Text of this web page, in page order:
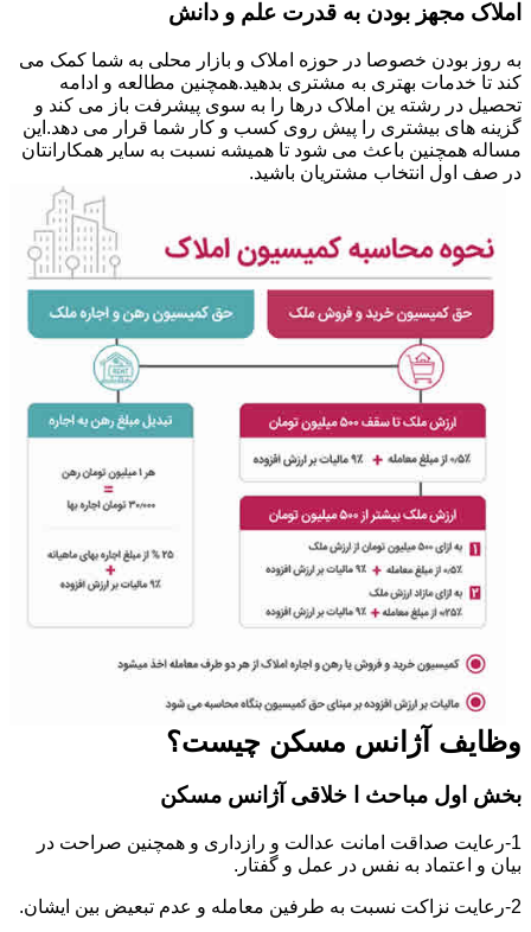
املاک مجهز بودن به قدرت علم و دانش
به روز بودن خصوصا در حوزه املاک و بازار محلی به شما کمک می
کند تا خدمات بهتری به مشتری بدهید.همچنین مطالعه و ادامه
تحصیل در رشته ین املاک درها را به سوی پیشرفت باز می کند و
گزینه های بیشتری را پیش روی کسب و کار شما قرار می دهد.این
مساله همچنین باعث می شود تا همیشه نسبت به سایر همکارانتان
در صف اول انتخاب مشتریان باشید.
وظایف آژانس مسکن چیست؟
بخش اول مباحث ا خلاقی آژانس مسکن
1-رعایت صداقت امانت عدالت و رازداری و همچنین صراحت در
بیان و اعتماد به نفس در عمل و گفتار.
2-رعایت نزاکت نسبت به طرفین معامله و عدم تبعیض بین ایشان.